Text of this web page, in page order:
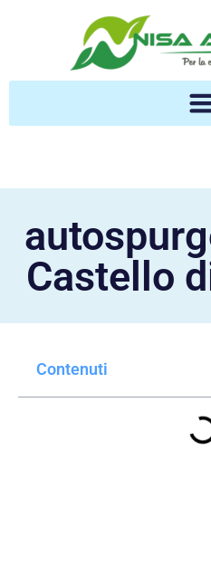
Castello
Contenuti